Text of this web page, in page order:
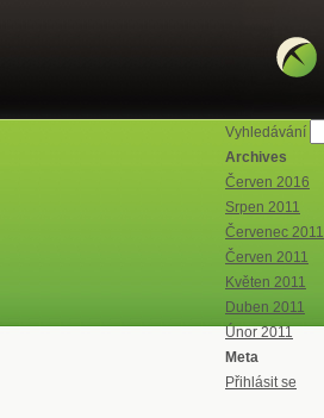
Vyhledávání
Archives
Červen 2016
Srpen 2011
Červenec 2011
Červen 2011
Květen 2011
Duben 2011
Únor 2011
Meta
Přihlásit se